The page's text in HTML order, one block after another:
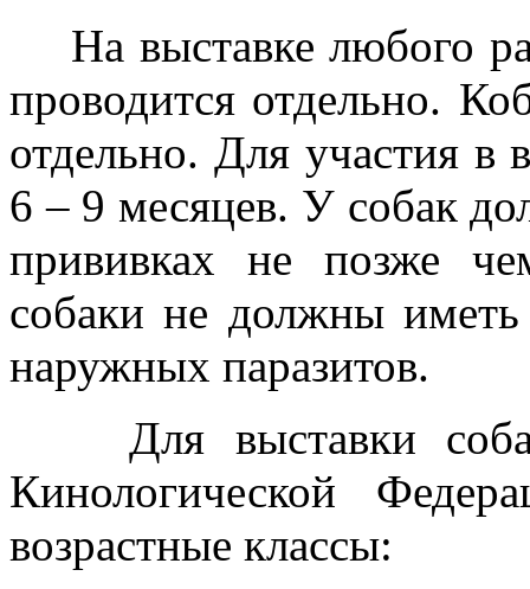
На выставке любого
проводится отдельно.
отдельно. Для участия в
6 – 9 месяцев. У собак
прививках не позже
собаки не должны
наружных паразитов.
Для выставки
Кинологической
возрастные классы: